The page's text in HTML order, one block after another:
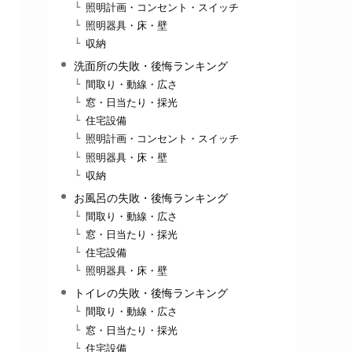
照明計画・コンセント・スイッチ
照明器具・床・壁
収納
洗面所の失敗・後悔ランキング
間取り・動線・広さ
窓・日当たり・採光
住宅設備
照明計画・コンセント・スイッチ
照明器具・床・壁
収納
お風呂の失敗・後悔ランキング
間取り・動線・広さ
窓・日当たり・採光
住宅設備
照明器具・床・壁
トイレの失敗・後悔ランキング
間取り・動線・広さ
窓・日当たり・採光
住宅設備